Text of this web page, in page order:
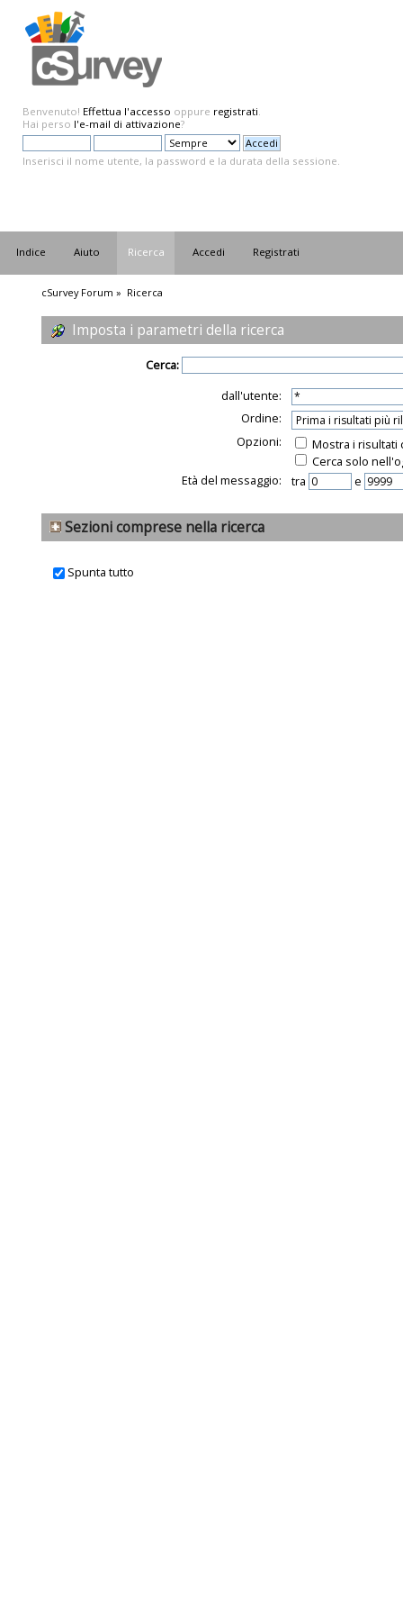
Benvenuto! Effettua l'accesso oppure registrati.
Hai perso l'e-mail di attivazione?
Inserisci il nome utente, la password e la durata della sessione.
Indice Aiuto Ricerca Accedi Registrati
cSurvey Forum » Ricerca
Imposta i parametri della ricerca
Cerca:
dall'utente:
Ordine:
Opzioni:
Mostra i risultati
Cerca solo
Età del messaggio:
tra e
Sezioni comprese nella ricerca
Spunta tutto